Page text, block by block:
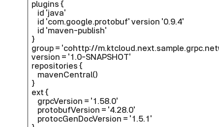
plugins {
id 'java'
id 'com.google.protobuf' version '0.9.4'
id 'maven-publish'
}
group = 'cohttp://
version = '1.0-SNAPSHOT'
repositories {
mavenCentral()
}
ext {
grpcVersion = '1.58.0'
protobufVersion = '4.28.0'
protocGenDocVersion = '1.5.1'